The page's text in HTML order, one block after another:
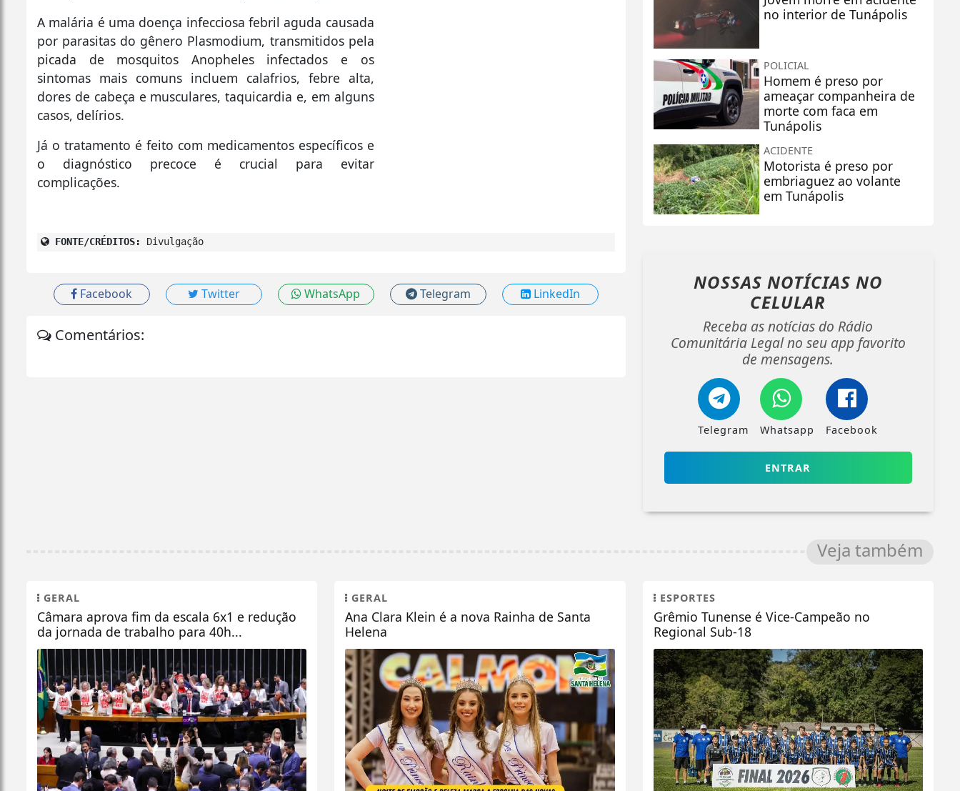
A malária é uma doença infecciosa febril aguda causada
por parasitas do gênero Plasmodium, transmitidos pela
picada de mosquitos Anopheles infectados e os
sintomas mais comuns incluem calafrios, febre alta,
dores de cabeça e musculares, taquicardia e, em alguns
casos, delírios.
Já o tratamento é feito com medicamentos específicos e
o diagnóstico precoce é crucial para evitar
complicações.
FONTE/CRÉDITOS: Divulgação
Facebook Twitter WhatsApp Telegram LinkedIn
Comentários:
no interior de Tunápolis
POLICIAL
Homem é preso por
ameaçar companheira de
morte com faca em
Tunápolis
ACIDENTE
Motorista é preso por
embriaguez ao volante
em Tunápolis
NOSSAS NOTÍCIAS NO
CELULAR
Receba as notícias do Rádio
Comunitária Legal no seu app favorito
de mensagens.
Telegram Whatsapp Facebook
ENTRAR
Veja também
GERAL
Câmara aprova fim da escala 6x1 e redução
da jornada de trabalho para 40h...
GERAL
Ana Clara Klein é a nova Rainha de Santa
Helena
ESPORTES
Grêmio Tunense é Vice-Campeão no
Regional Sub-18